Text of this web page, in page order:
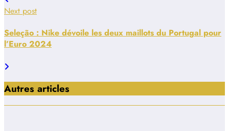
Next post
Seleção : Nike dévoile les deux maillots du Portugal pour
l’Euro 2024
Autres articles